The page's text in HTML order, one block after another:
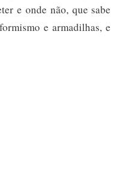
e onde não, que sabe
e armadilhas, e